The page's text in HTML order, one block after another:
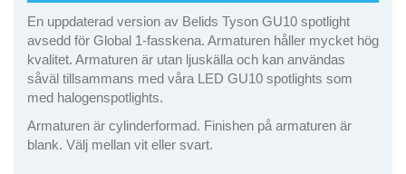
En uppdaterad version av Belids Tyson GU10 spotlight
avsedd för Global 1-fasskena. Armaturen håller mycket hög
kvalitet. Armaturen är utan ljuskälla och kan användas
såväl tillsammans med våra LED GU10 spotlights som
med halogenspotlights.
Armaturen är cylinderformad. Finishen på armaturen är
blank. Välj mellan vit eller svart.